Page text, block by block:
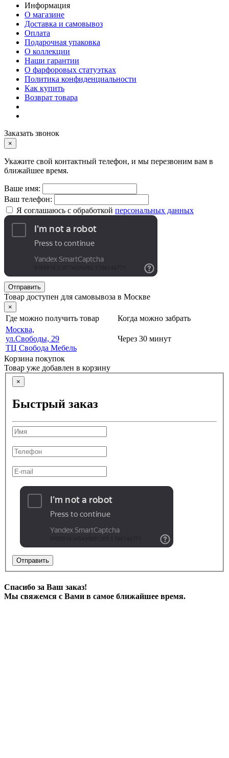
Информация
О магазине
Доставка и самовывоз
Оплата
Подарочная упаковка
О коллекции
Наши гарантии
О фарфоровых статуэтках
Политика конфиденциальности
Как купить
Возврат товара
Заказать звонок
×
Укажите свой контактный телефон, и мы перезвоним вам в
ближайшее время.
Ваше имя:
Ваш телефон:
Я соглашаюсь с обработкой персональных данных
Отправить
Товар доступен для самовывоза в Москве
×
Где можно получить товар
Когда можно забрать
Москва,
ул.Свободы, 29
ТЦ Свобода Мебель
Через 30 минут
Корзина покупок
Товар уже добавлен в корзину
×
Быстрый заказ
Отправить
Спасибо за Ваш заказ!
Мы свяжемся с Вами в самое ближайшее время.